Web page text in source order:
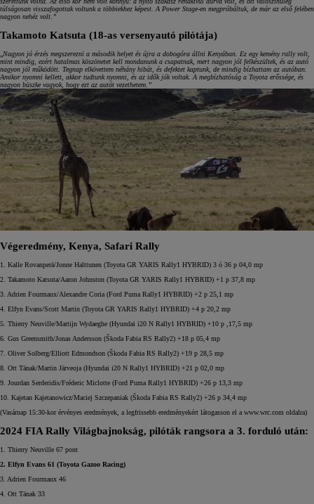
túlságosan visszafogottak voltunk a többiekhez képest. A Power Stage-en megpróbáltuk, de már az első felében
nagyon nehéz volt.”
Takamoto Katsuta (18-as versenyautó pilótája)
Nagyon jó érzés megszerezni a második helyet és újra a dobogóra állni Kenyában. Ez egy kemény rally volt,
mint mindig, ezért hatalmas köszönetet kell mondanunk a csapatnak, mert nagyon jól felkészültek, és az autó
nagyon jól működött. Tegnap elkövettem néhány hibát, és defektet kaptunk, de mindig bízhattam az autóban.
Amikor nyomni kellett, akkor tudtunk nyomni, és az idők jók voltak. A megbízhatóság a Toyota erőssége, és
nagyon büszke vagyok, hogy ezt az autót vezethetem.”
Végeredmény, Kenya, Safari Rally
1. Kalle Rovanperä/Jonne Halttunen (Toyota GR YARIS Rally1 HYBRID) 3 ó 36 p 04,0 mp
2. Takamoto Katsuta/Aaron Johnston (Toyota GR YARIS Rally1 HYBRID) +1 p 37,8 mp
3. Adrien Fourmaux/Alexandre Coria (Ford Puma Rally1 HYBRID) +2 p 25,1 mp
4. Elfyn Evans/Scott Martin (Toyota GR YARIS Rally1 HYBRID) +4 p 20,2 mp
5. Thierry Neuville/Martijn Wydaeghe (Hyundai i20 N Rally1 HYBRID) +10 p ,17,5 mp
6. Gus Greensmith/Jonas Andersson (Škoda Fabia RS Rally2) +18 p 05,4 mp
7. Oliver Solberg/Elliott Edmondson (Škoda Fabia RS Rally2) +19 p 28,5 mp
8. Ott Tänak/Martin Järveoja (Hyundai i20 N Rally1 HYBRID) +21 p 02,0 mp
9. Jourdan Serderidis/Fréderic Miclotte (Ford Puma Rally1 HYBRID) +26 p 13,3 mp
10. Kajetan Kajetanowicz/Maciej Szczepaniak (Škoda Fabia RS Rally2) +26 p 34,4 mp
(Vasárnap 15:30-kor érvényes eredmények, a legfrissebb eredményekért látogasson el a www.wrc.com oldalra)
2024 FIA Rally Világbajnokság, pilóták rangsora a 3. forduló után:
1. Thierry Neuville 67 pont
2. Elfyn Evans 61 (Toyota Gazoo Racing)
3. Adrien Fourmaux 46
4. Ott Tänak 33